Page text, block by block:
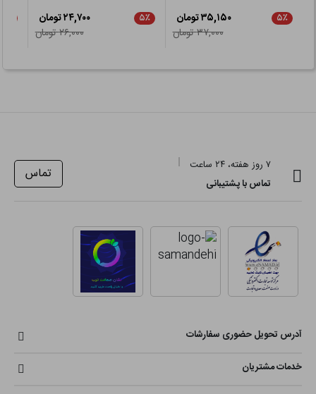
۵٪
۳۵,۱۵۰ تومان
۳۷,۰۰۰ تومان
۵٪
۲۴,۷۰۰ تومان
۲۶,۰۰۰ تومان
۷ روز هفته، ۲۴ ساعت
تماس با پشتیبانی
تماس
آدرس تحویل حضوری سفارشات
خدمات مشتریان